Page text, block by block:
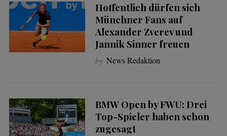
Hoffentlich dürfen sich
Münchner Fans auf
Alexander Zverev und
Jannik Sinner freuen
by News Redaktion
BMW Open by FWU: Drei
Top-Spieler haben schon
zugesagt